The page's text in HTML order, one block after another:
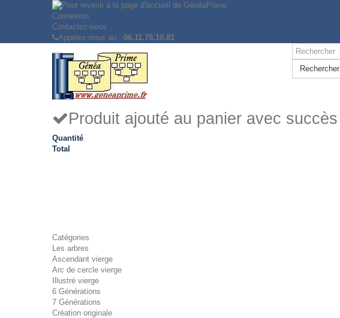
Connexion
Contactez-nous
Appelez-nous au : 06.11.78.10.81
Rechercher
Produit ajouté au panier avec succès
Quantité
Total
Catégories
Les arbres
Ascendant vierge
Arc de cercle vierge
Illustré vierge
6 Générations
7 Générations
Création originale